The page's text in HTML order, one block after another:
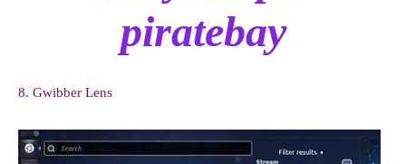
piratebay
8. Gwibber Lens